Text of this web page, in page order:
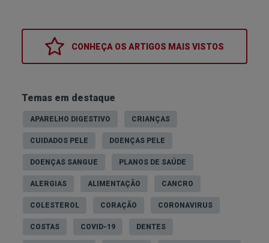
CONHEÇA OS ARTIGOS MAIS VISTOS
Temas em destaque
APARELHO DIGESTIVO CRIANÇAS
CUIDADOS PELE DOENÇAS PELE
DOENÇAS SANGUE PLANOS DE SAÚDE
ALERGIAS ALIMENTAÇÃO CANCRO
COLESTEROL CORAÇÃO CORONAVIRUS
COSTAS COVID-19 DENTES